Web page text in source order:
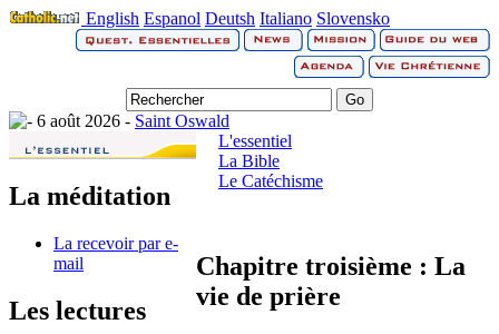
English Espanol Deutsh Italiano Slovensko
6 août 2026 - Saint Oswald
La méditation
La recevoir par e-
mail
Les lectures
L'essentiel
La Bible
Le Catéchisme
Chapitre troisième : La
vie de prière